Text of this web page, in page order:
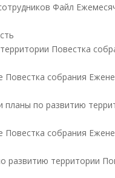
Файл
Повестка
собрания
по развитию
собрания
развитию территории